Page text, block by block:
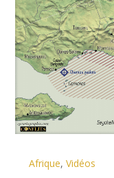
Afrique,Vidéos